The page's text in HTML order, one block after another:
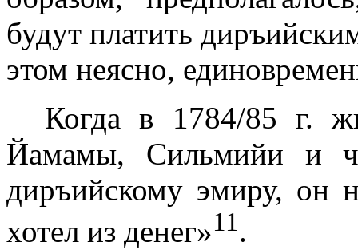
будут платить
этом неясно,
Когда в 1784/85 г.
Йамамы, Сильмийи и
диръийскому эмиру, он
хотел из денег»11.